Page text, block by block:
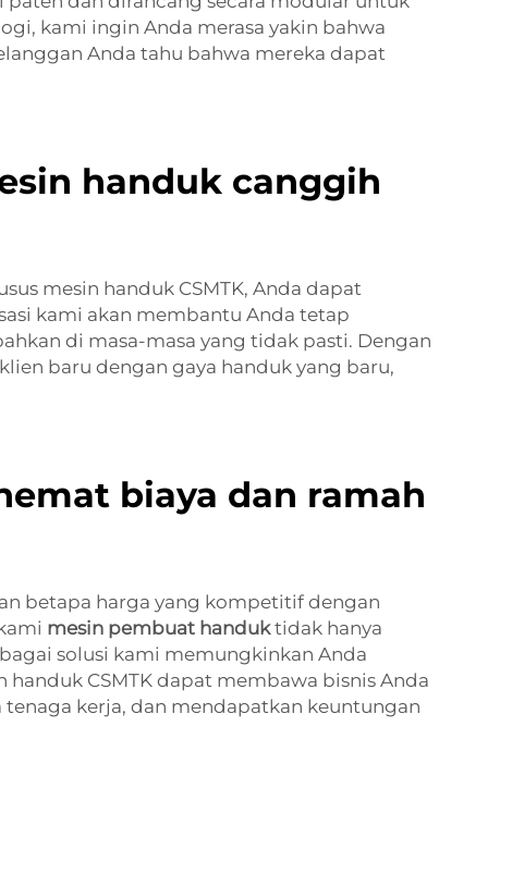
kami ingin Anda merasa yakin bahwa
Anda tahu bahwa mereka dapat
handuk canggih
mesin handuk CSMTK, Anda dapat
kami akan membantu Anda tetap
di masa-masa yang tidak pasti. Dengan
baru dengan gaya handuk yang baru,
biaya dan ramah
betapa harga yang kompetitif dengan
mesin pembuat handuktidak hanya
solusi kami memungkinkan Anda
CSMTK dapat membawa bisnis Anda
kerja, dan mendapatkan keuntungan